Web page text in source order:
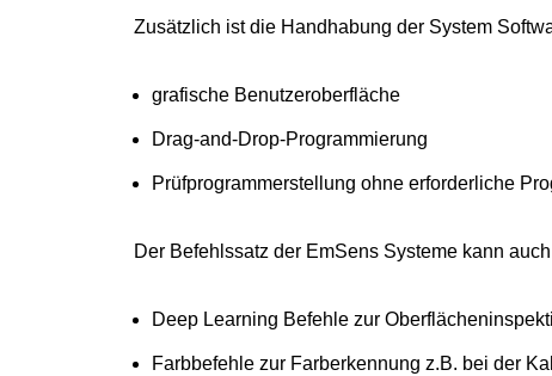
Zusätzlich ist die Handhabung der System
grafische Benutzeroberfläche
Drag-and-Drop-Programmierung
Prüfprogrammerstellung ohne erforderliche
Der Befehlssatz der EmSens Systeme kann
Deep Learning Befehle zur
Farbbefehle zur Farberkennung z.B. bei der